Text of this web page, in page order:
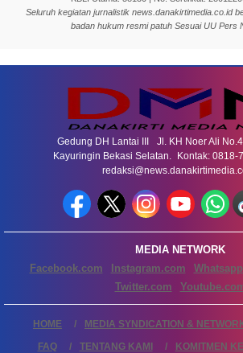
Seluruh kegiatan jurnalistik news.danakirtimedia.co.id
badan hukum resmi patuh Sesuai UU Pers
Gedung DH Lantai III Jl. KH Noer Ali
Kayuringin Bekasi Selatan. Kontak: 0818-
MEDIA NETWORK
Facebook.com
Instagram.com
Twitter.com
HOME MEDIA SYNDICATION &
FAQ
TENTANG KAMI
KOMITMEN